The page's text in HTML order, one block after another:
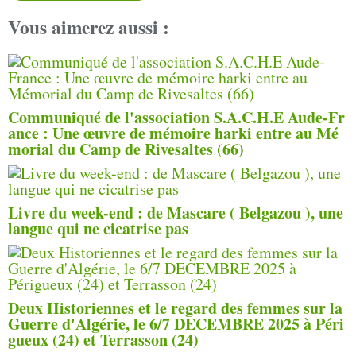
Vous aimerez aussi :
Communiqué de l'association S.A.C.H.E Aude-Fr
ance : Une œuvre de mémoire harki entre au Mé
morial du Camp de Rivesaltes (66)
Livre du week-end : de Mascare ( Belgazou ), une
langue qui ne cicatrise pas
Deux Historiennes et le regard des femmes sur la
Guerre d'Algérie, le 6/7 DECEMBRE 2025 à Péri
gueux (24) et Terrasson (24)